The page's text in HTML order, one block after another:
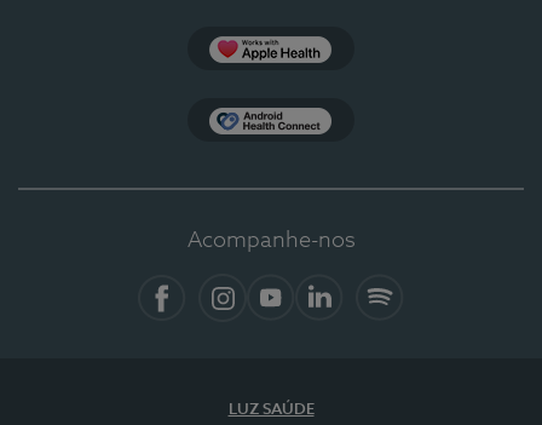
Acompanhe-nos
LUZ SAÚDE